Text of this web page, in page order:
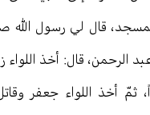
قال لي رسول الله
الرحمن، ‏قال: أخذ اللواء
ثمّ أخذ اللواء جعفر